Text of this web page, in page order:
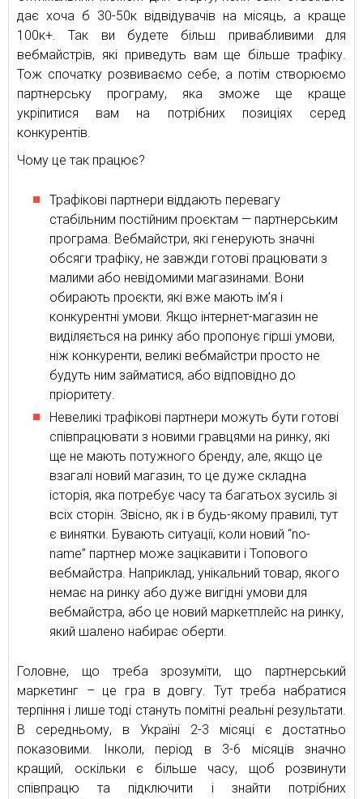
дає хоча б 30-50к відвідувачів на місяць, а краще
100к+. Так ви будете більш привабливими для
вебмайстрів, які приведуть вам ще більше трафіку.
Тож спочатку розвиваємо себе, а потім створюємо
партнерську програму, яка зможе ще краще
укріпитися вам на потрібних позиціях серед
конкурентів.
Чому це так працює?
Трафікові партнери віддають перевагу
стабільним постійним проєктам — партнерським
програма. Вебмайстри, які генерують значні
обсяги трафіку, не завжди готові працювати з
малими або невідомими магазинами. Вони
обирають проєкти, які вже мають ім’я і
конкурентні умови. Якщо інтернет-магазин не
виділяється на ринку або пропонує гірші умови,
ніж конкуренти, великі вебмайстри просто не
будуть ним займатися, або відповідно до
пріоритету.
Невеликі трафікові партнери можуть бути готові
співпрацювати з новими гравцями на ринку, які
ще не мають потужного бренду, але, якщо це
взагалі новий магазин, то це дуже складна
історія, яка потребує часу та багатьох зусиль зі
всіх сторін. Звісно, як і в будь-якому правилі, тут
є винятки. Бувають ситуації, коли новий “no-
name” партнер може зацікавити і Топового
вебмайстра. Наприклад, унікальний товар, якого
немає на ринку або дуже вигідні умови для
вебмайстра, або це новий маркетплейс на ринку,
який шалено набирає оберти.
Головне, що треба зрозуміти, що партнерський
маркетинг – це гра в довгу. Тут треба набратися
терпіння і лише тоді стануть помітні реальні результати.
В середньому, в Україні 2-3 місяці є достатньо
показовими. Інколи, період в 3-6 місяців значно
кращий, оскільки є більше часу, щоб розвинути
співпрацю та підключити і знайти потрібних